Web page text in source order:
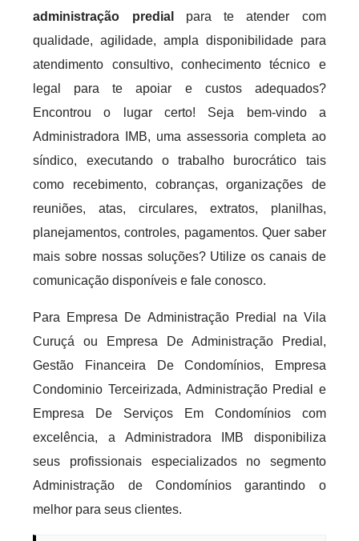
administração predial
para te atender com
qualidade, agilidade, ampla disponibilidade para
atendimento consultivo, conhecimento técnico e
legal para te apoiar e custos adequados?
Encontrou o lugar certo! Seja bem-vindo a
Administradora IMB, uma assessoria completa ao
síndico, executando o trabalho burocrático tais
como recebimento, cobranças, organizações de
reuniões, atas, circulares, extratos, planilhas,
planejamentos, controles, pagamentos. Quer saber
mais sobre nossas soluções? Utilize os canais de
comunicação disponíveis e fale conosco.
Para Empresa De Administração Predial na Vila
Curuçá ou Empresa De Administração Predial,
Gestão Financeira De Condomínios, Empresa
Condominio Terceirizada, Administração Predial e
Empresa De Serviços Em Condomínios com
excelência, a Administradora IMB disponibiliza
seus profissionais especializados no segmento
Administração de Condomínios garantindo o
melhor para seus clientes.